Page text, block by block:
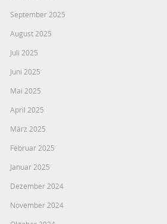
September 2025
August 2025
Juli 2025
Juni 2025
Mai 2025
April 2025
März 2025
Februar 2025
Januar 2025
Dezember 2024
November 2024